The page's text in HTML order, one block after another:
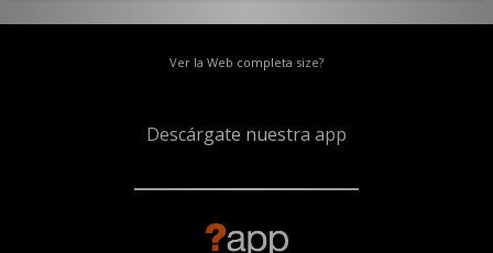
Ver la Web completa size?
Descárgate nuestra app